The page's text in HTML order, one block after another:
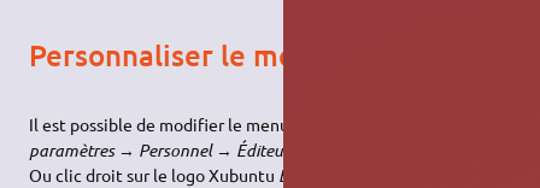
Personnaliser le menu XFCE
Il est possible de modifier le menu
paramètres→ Personnel→ Éditeur de menus
Ou clic droit sur le logo Xubuntu Éditer les applications